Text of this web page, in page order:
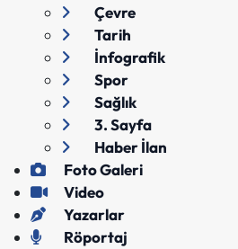
Çevre
Tarih
İnfografik
Spor
Sağlık
3. Sayfa
Haber İlan
Foto Galeri
Video
Yazarlar
Röportaj